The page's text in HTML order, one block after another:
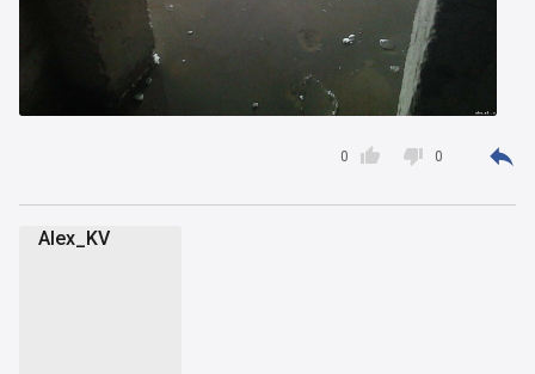

0  0 
Alex_KV